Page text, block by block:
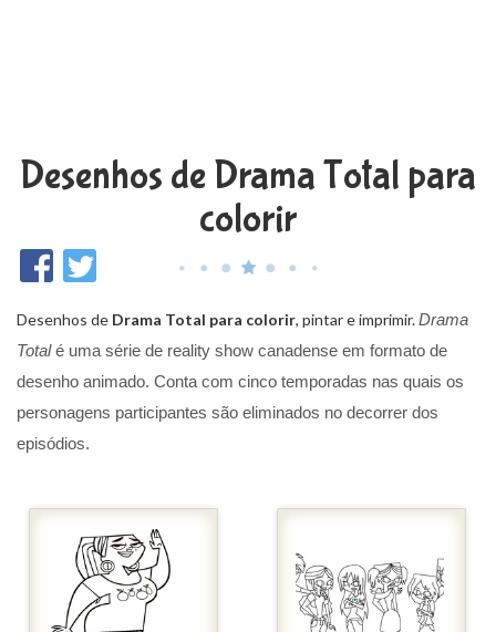
Desenhos de Drama Total para
colorir
Desenhos de Drama Total para colorir, pintar e imprimir.Drama
Totalé uma série de reality show canadense em formato de
desenho animado. Conta com cinco temporadas nas quais os
personagens participantes são eliminados no decorrer dos
episódios.